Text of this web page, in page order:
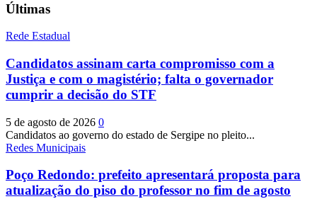
Últimas
Rede Estadual
Candidatos assinam carta compromisso com a
Justiça e com o magistério; falta o governador
cumprir a decisão do STF
5 de agosto de 2026 0
Candidatos ao governo do estado de Sergipe no pleito...
Redes Municipais
Poço Redondo: prefeito apresentará proposta para
atualização do piso do professor no fim de agosto